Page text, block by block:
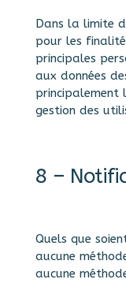
Dans la limite
pour les
principales
aux données
principalement
gestion des
8 –
Quels que
aucune
aucune